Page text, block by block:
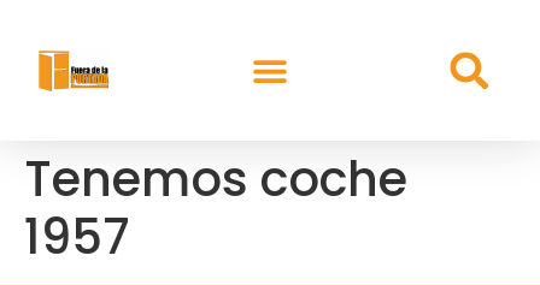
Tenemos coche
1957